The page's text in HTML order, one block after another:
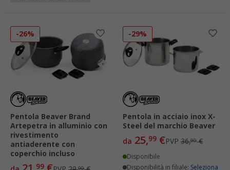
-26%
Pentola Beaver Brand
Artepetra in alluminio con
rivestimento
antiaderente con
coperchio incluso
99 90
-29%
Pentola in acciaio inox X-
Steel del marchio Beaver
da 25,99 €PVP 36,90€
Disponibile
Disponibilità in filiale: Seleziona